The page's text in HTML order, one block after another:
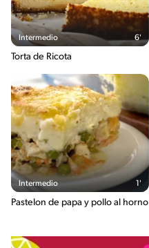
Intermedio 6'
Torta de Ricota
Intermedio 1'
Pastelon de papa y pollo al horno